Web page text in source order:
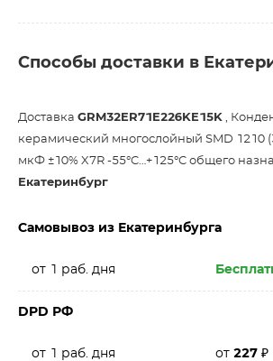
Способы доставки в
Доставка GRM32ER71E226KE15K ,
керамический многослойный SMD 1210
мкФ ±10% X7R -55°C…+125°C общего
Екатеринбург
Самовывоз из Екатеринбурга
от 1 раб. дня
DPD РФ
от 1 раб. дня от 227 ₽